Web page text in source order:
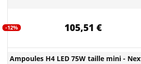
-12% 105,51 €
Ampoules H4 LED 75W taille mini -